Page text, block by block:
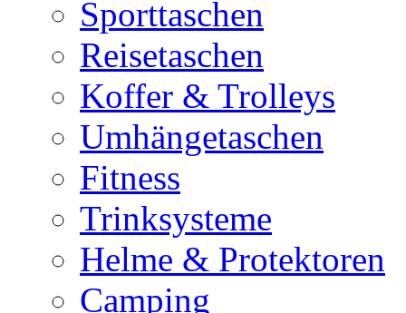
Sporttaschen
Reisetaschen
Koffer & Trolleys
Umhängetaschen
Fitness
Trinksysteme
Helme & Protektoren
Camping